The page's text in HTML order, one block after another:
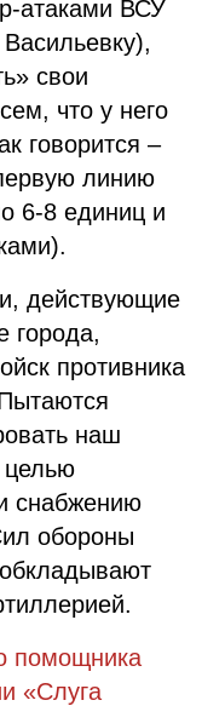
атаками ВСУ
свои
что у него
говорится –
линию
6-8 единиц и
действующие
города,
противника
наш
целью
снабжению
обороны
помощника
«Слуга